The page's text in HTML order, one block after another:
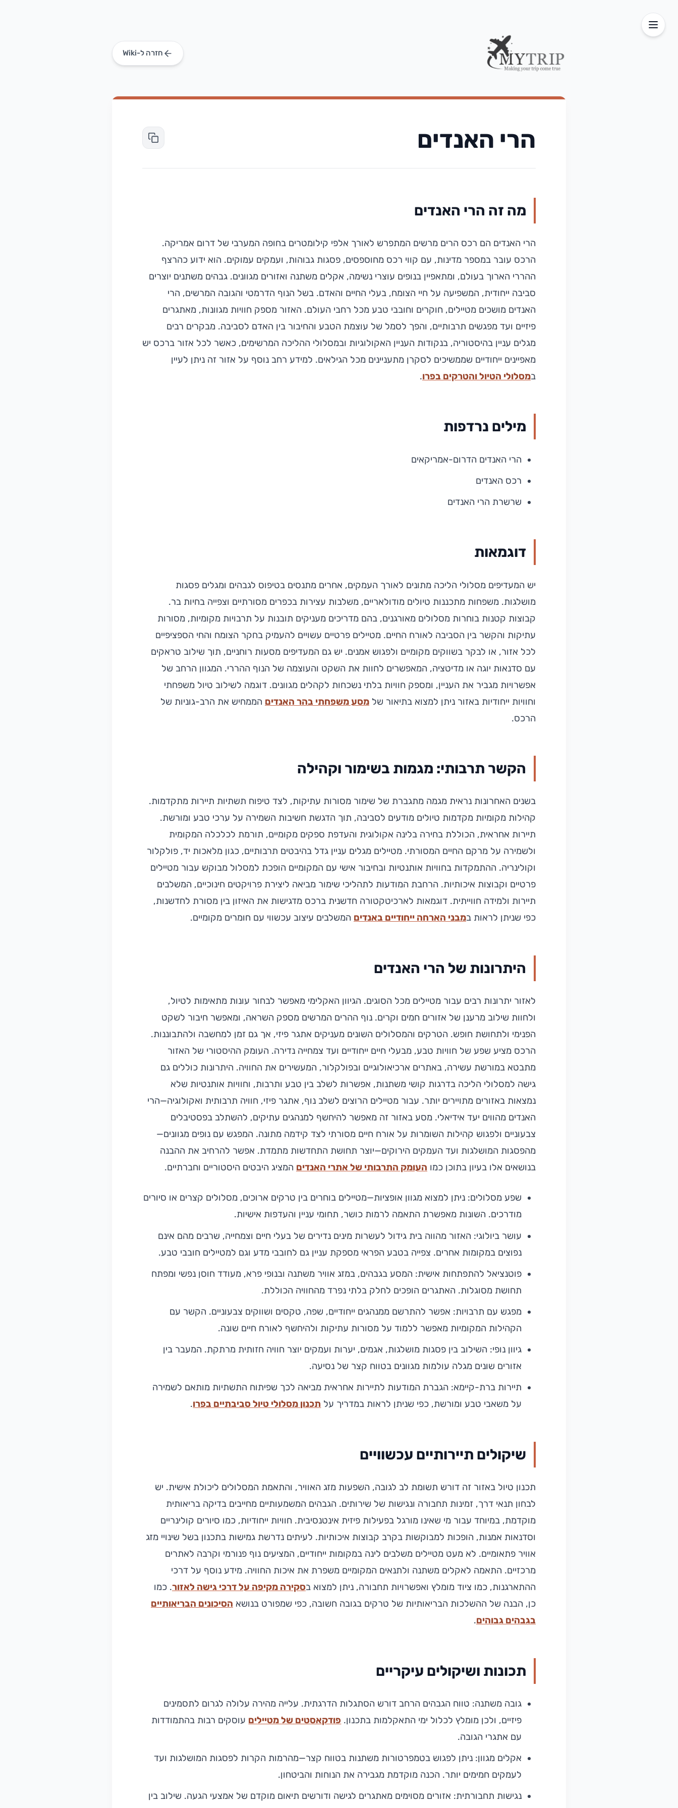
חזרה ל-Wiki
הרי האנדים
מה זה הרי האנדים
הרי האנדים הם רכס הרים מרשים המתפרש לאורך אלפי קילומטרים בחופה המערבי של דרום אמריקה.
הרכס עובר במספר מדינות, עם קווי רכס מחוספסים, פסגות גבוהות, ועמקים עמוקים. הוא ידוע כהרצף
ההררי הארוך בעולם, ומתאפיין בנופים עוצרי נשימה, אקלים משתנה ואזורים מגוונים. גבהים משתנים יוצרים
סביבה ייחודית, המשפיעה על חיי הצומח, בעלי החיים והאדם. בשל הנוף הדרמטי והגובה המרשים, הרי
האנדים מושכים מטיילים, חוקרים וחובבי טבע מכל רחבי העולם. האזור מספק חוויות מגוונות, מאתגרים
פיזיים ועד מפגשים תרבותיים, והפך לסמל של עוצמת הטבע והחיבור בין האדם לסביבה. מבקרים רבים
מגלים עניין בהיסטוריה, בנקודות העניין האקולוגיות ובמסלולי ההליכה המרשימים, כאשר לכל אזור ברכס יש
מאפיינים ייחודיים שממשיכים לסקרן מתעניינים מכל הגילאים. למידע רחב נוסף על אזור זה ניתן לעיין
במסלולי הטיול והטרקים בפרו.
מילים נרדפות
הרי האנדים הדרום-אמריקאים
רכס האנדים
שרשרת הרי האנדים
דוגמאות
יש המעדיפים מסלולי הליכה מתונים לאורך העמקים, אחרים מתנסים בטיפוס לגבהים ומגלים פסגות
מושלגות. משפחות מתכננות טיולים מודולאריים, משלבות עצירות בכפרים מסורתיים וצפייה בחיות בר.
קבוצות קטנות בוחרות מסלולים מאורגנים, בהם מדריכים מעניקים תובנות על תרבויות מקומיות, מסורות
עתיקות והקשר בין הסביבה לאורח החיים. מטיילים פרטיים עשויים להעמיק בחקר הצומח והחי הספציפיים
לכל אזור, או לבקר בשווקים מקומיים ולפגוש אמנים. יש גם המעדיפים מסעות רוחניים, תוך שילוב טראקים
עם סדנאות יוגה או מדיטציה, המאפשרים לחוות את השקט והעוצמה של הנוף ההררי. המגוון הרחב של
אפשרויות מגביר את העניין, ומספק חוויות בלתי נשכחות לקהלים מגוונים. דוגמה לשילוב טיול משפחתי
וחוויות ייחודיות באזור ניתן למצוא בתיאור של מסע משפחתי בהר האנדים הממחיש את הרב-גוניות של
הרכס.
הקשר תרבותי: מגמות בשימור וקהילה
בשנים האחרונות נראית מגמה מתגברת של שימור מסורות עתיקות, לצד טיפוח תשתיות תיירות מתקדמות.
קהילות מקומיות מקדמות טיולים מודעים לסביבה, תוך הדגשת חשיבות השמירה על ערכי טבע ומורשת.
תיירות אחראית, הכוללת בחירה בלינה אקולוגית והעדפת ספקים מקומיים, תורמת לכלכלה המקומית
ולשמירה על מרקם החיים המסורתי. מטיילים מגלים עניין גדל בהיבטים תרבותיים, כגון מלאכות יד, פולקלור
וקולינריה. ההתמקדות בחוויות אותנטיות ובחיבור אישי עם המקומיים הופכת למסלול מבוקש עבור מטיילים
פרטיים וקבוצות איכותיות. הרחבת המודעות לתהליכי שימור מביאה ליצירת פרויקטים חינוכיים, המשלבים
תיירות ולמידה חווייתית. דוגמאות לארכיטקטורה חדשנית ברכס מדגישות את האיזון בין מסורת לחדשנות,
כפי שניתן לראות במבני הארחה ייחודיים באנדים המשלבים עיצוב עכשווי עם חומרים מקומיים.
היתרונות של הרי האנדים
לאזור יתרונות רבים עבור מטיילים מכל הסוגים. הגיוון האקלימי מאפשר לבחור עונות מתאימות לטיול,
ולחוות שילוב מרענן של אזורים חמים וקרים. נוף ההרים המרשים מספק השראה, ומאפשר חיבור לשקט
הפנימי ולתחושת חופש. הטרקים והמסלולים השונים מעניקים אתגר פיזי, אך גם זמן למחשבה ולהתבוננות.
הרכס מציע שפע של חוויות טבע, מבעלי חיים ייחודיים ועד צמחייה נדירה. העומק ההיסטורי של האזור
מתבטא במורשת עשירה, באתרים ארכיאולוגיים ובפולקלור, המעשירים את החוויה. היתרונות כוללים גם
גישה למסלולי הליכה בדרגות קושי משתנות, אפשרות לשלב בין טבע ותרבות, וחוויות אותנטיות שלא
נמצאות באזורים מתויירים יותר. עבור מטיילים הרוצים לשלב נוף, אתגר פיזי, חוויה תרבותית ואקולוגיה—הרי
האנדים מהווים יעד אידיאלי. מסע באזור זה מאפשר להיחשף למנהגים עתיקים, להשתלב בפסטיבלים
צבעוניים ולפגוש קהילות השומרות על אורח חיים מסורתי לצד קידמה מתונה. המפגש עם נופים מגוונים—
מהפסגות המושלגות ועד העמקים הירוקים—יוצר תחושת התחדשות מתמדת. אפשר להרחיב את ההבנה
בנושאים אלו בעיון בתוכן כמו העומק התרבותי של אתרי האנדים המציג היבטים היסטוריים וחברתיים.
שפע מסלולים: ניתן למצוא מגוון אופציות—מטיילים בוחרים בין טרקים ארוכים, מסלולים קצרים או סיורים
מודרכים. השונות מאפשרת התאמה לרמות כושר, תחומי עניין והעדפות אישיות.
עושר ביולוגי: האזור מהווה בית גידול לעשרות מינים נדירים של בעלי חיים וצמחייה, שרבים מהם אינם
נפוצים במקומות אחרים. צפייה בטבע הפראי מספקת עניין גם לחובבי מדע וגם למטיילים חובבי טבע.
פוטנציאל להתפתחות אישית: המסע בגבהים, במזג אוויר משתנה ובנופי פרא, מעודד חוסן נפשי ומפתח
תחושת מסוגלות. האתגרים הופכים לחלק בלתי נפרד מהחוויה הכוללת.
מפגש עם תרבויות: אפשר להתרשם ממנהגים ייחודיים, שפה, טקסים ושווקים צבעוניים. הקשר עם
הקהילות המקומיות מאפשר ללמוד על מסורות עתיקות ולהיחשף לאורח חיים שונה.
גיוון נופי: השילוב בין פסגות מושלגות, אגמים, יערות ועמקים יוצר חוויה חזותית מרתקת. המעבר בין
אזורים שונים מגלה עולמות מגוונים בטווח קצר של נסיעה.
תיירות ברת-קיימא: הגברת המודעות לתיירות אחראית מביאה לכך שפיתוח התשתיות מותאם לשמירה
על משאבי טבע ומורשת, כפי שניתן לראות במדריך על תכנון מסלולי טיול סביבתיים בפרו.
שיקולים תיירותיים עכשוויים
תכנון טיול באזור זה דורש תשומת לב לגובה, השפעות מזג האוויר, והתאמת המסלולים ליכולת אישית. יש
לבחון תנאי דרך, זמינות תחבורה ונגישות של שירותים. הגבהים המשמעותיים מחייבים בדיקה בריאותית
מוקדמת, במיוחד עבור מי שאינו מורגל בפעילות פיזית אינטנסיבית. חוויות ייחודיות, כמו סיורים קולינריים
וסדנאות אמנות, הופכות למבוקשות בקרב קבוצות איכותיות. לעיתים נדרשת גמישות בתכנון בשל שינויי מזג
אוויר פתאומיים. לא מעט מטיילים משלבים לינה במקומות ייחודיים, המציעים נוף פנורמי וקרבה לאתרים
מרכזיים. התאמה לאקלים משתנה ולתנאים המקומיים משפרת את איכות החוויה. מידע נוסף על דרכי
ההתארגנות, כמו ציוד מומלץ ואפשרויות תחבורה, ניתן למצוא בסקירה מקיפה על דרכי גישה לאזור. כמו
כן, הבנה של ההשלכות הבריאותיות של טרקים בגובה חשובה, כפי שמפורט בנושא הסיכונים הבריאותיים
בגבהים גבוהים.
תכונות ושיקולים עיקריים
גובה משתנה: טווח הגבהים הרחב דורש הסתגלות הדרגתית. עלייה מהירה עלולה לגרום לתסמינים
פיזיים, ולכן מומלץ לכלול ימי התאקלמות בתכנון. פודקאסטים של מטיילים עוסקים רבות בהתמודדות
עם אתגרי הגובה.
אקלים מגוון: ניתן לפגוש בטמפרטורות משתנות בטווח קצר—מהרמות הקרות לפסגות המושלגות ועד
לעמקים חמימים יותר. הכנה מוקדמת מגבירה את הנוחות והביטחון.
נגישות תחבורתית: אזורים מסוימים מאתגרים לגישה ודורשים תיאום מוקדם של אמצעי הגעה. שילוב בין